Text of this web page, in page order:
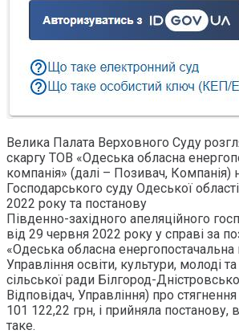
Велика Палата Верховного Суду
скаргу ТОВ «Одеська обласна
компанія» (далі – Позивач, Компанія)
Господарського суду Одеської
2022 року та постанову
Південно-західного апеляційного
від 29 червня 2022 року у справі за
«Одеська обласна енергопостачальна
Управління освіти, культури, молоді
сільської ради Білгород-
Відповідач, Управління) про стягнення
101 122,22 грн, і прийняла постанову,
таке.